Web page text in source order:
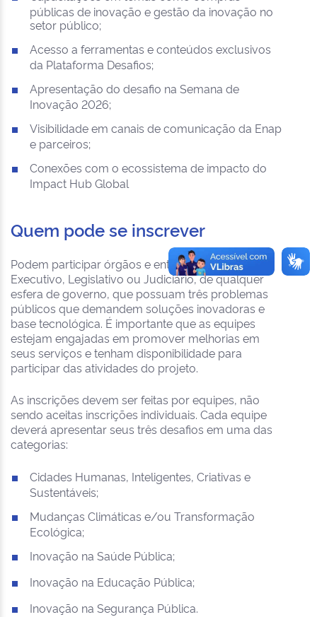
públicas de inovação e gestão da inovação no
setor público;
Acesso a ferramentas e conteúdos exclusivos
da Plataforma Desafios;
Apresentação do desafio na Semana de
Inovação 2026;
Visibilidade em canais de comunicação da Enap
e parceiros;
Conexões com o ecossistema de impacto do
Impact Hub Global
Quem pode se inscrever
Podem participar órgãos e entidades do Poder
Executivo, Legislativo ou Judiciário, de qualquer
esfera de governo, que possuam três problemas
públicos que demandem soluções inovadoras e
base tecnológica. É importante que as equipes
estejam engajadas em promover melhorias em
seus serviços e tenham disponibilidade para
participar das atividades do projeto.
As inscrições devem ser feitas por equipes, não
sendo aceitas inscrições individuais. Cada equipe
deverá apresentar seus três desafios em uma das
categorias:
Cidades Humanas, Inteligentes, Criativas e
Sustentáveis;
Mudanças Climáticas e/ou Transformação
Ecológica;
Inovação na Saúde Pública;
Inovação na Educação Pública;
Inovação na Segurança Pública.